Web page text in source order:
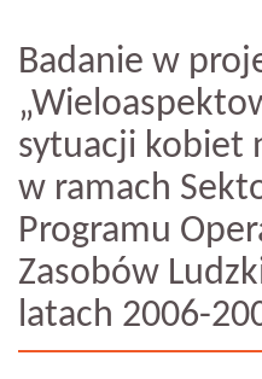
Badanie w
sytuacji kobiet
w ramach
Programu
Zasobów
latach 2006-